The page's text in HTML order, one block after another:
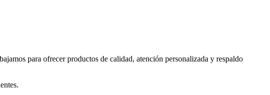
para ofrecer productos de calidad, atención personalizada y respaldo